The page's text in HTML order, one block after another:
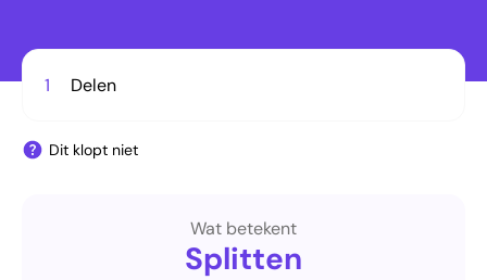
1 Delen
Dit klopt niet
Wat betekent
Splitten